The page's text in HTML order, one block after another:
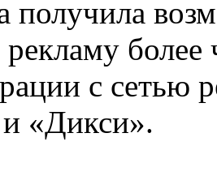
получила
более
с сетью
«Дикси».